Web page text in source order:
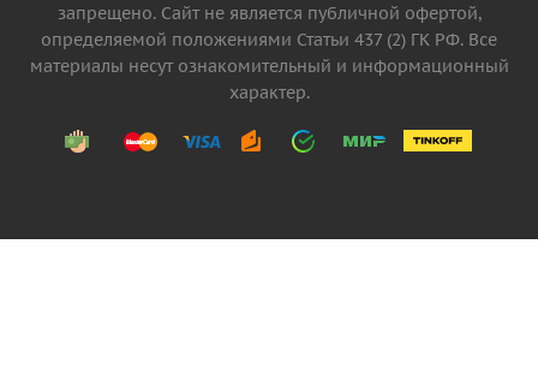
запрещено. Сайт не является публичной офертой,
определяемой положениями Статьи 437 (2) ГК РФ. Все
материалы несут ознакомительный и информационный
характер.